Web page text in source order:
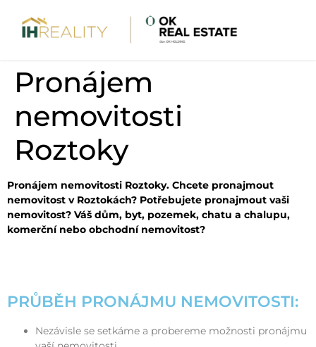
Pronájem
nemovitosti
Roztoky
Pronájem nemovitosti Roztoky. Chcete pronajmout
nemovitost v Roztokách? Potřebujete pronajmout vaši
nemovitost? Váš dům, byt, pozemek, chatu a chalupu,
komerční nebo obchodní nemovitost?
PRŮBĚH PRONÁJMU NEMOVITOSTI:
Nezávisle se setkáme a probereme možnosti pronájmu